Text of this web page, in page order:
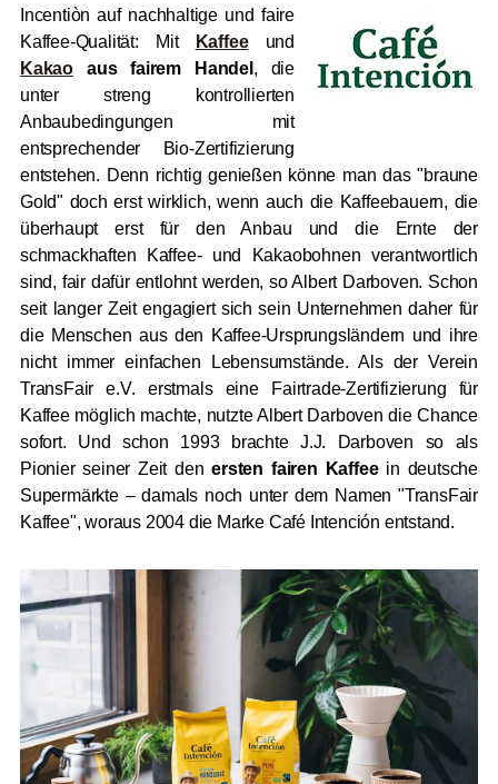
Incentiòn auf nachhaltige und faire
Kaffee-Qualität: Mit
Kaffeeund
Kakao
aus fairem Handel , die
unter streng kontrollierten
Anbaubedingungen mit
entsprechender Bio-Zertifizierung
entstehen. Denn richtig genießen könne man das "braune
Gold" doch erst wirklich, wenn auch die Kaffeebauern, die
überhaupt erst für den Anbau und die Ernte der
schmackhaften Kaffee- und Kakaobohnen verantwortlich
sind, fair dafür entlohnt werden, so Albert Darboven. Schon
seit langer Zeit engagiert sich sein Unternehmen daher für
die Menschen aus den Kaffee-Ursprungsländern und ihre
nicht immer einfachen Lebensumstände. Als der Verein
TransFair e.V. erstmals eine Fairtrade-Zertifizierung für
Kaffee möglich machte, nutzte Albert Darboven die Chance
sofort. Und schon 1993 brachte J.J. Darboven so als
Pionier seiner Zeit denersten fairen Kaffeein deutsche
Supermärkte – damals noch unter dem Namen "TransFair
Kaffee", woraus 2004 die Marke Café Intención entstand.